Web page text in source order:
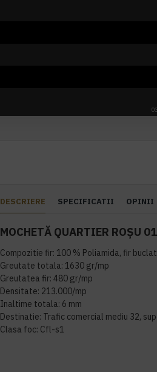
DESCRIERE SPECIFICATII OPINII
MOCHETĂ QUARTIER ROȘU
Compozitie fir: 100 % Poliamida, fir buclat
Greutate totala: 1630 gr/mp
Greutatea fir: 480 gr/mp
Densitate: 213.000/mp
Inaltime totala: 6 mm
Destinatie: Trafic comercial mediu 32,
Clasa foc: Cfl-s1